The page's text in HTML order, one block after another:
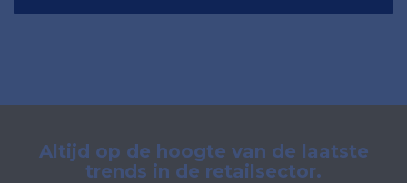
Altijd op de hoogte van de laatste
trends in de retailsector.